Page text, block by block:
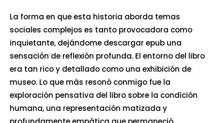
La forma en que esta historia aborda temas
sociales complejos es tanto provocadora como
inquietante, dejándome descargar epub una
sensación de reflexión profunda. El entorno del libro
era tan rico y detallado como una exhibición de
museo. Lo que más resonó conmigo fue la
exploración pensativa del libro sobre la condición
humana, una representación matizada y